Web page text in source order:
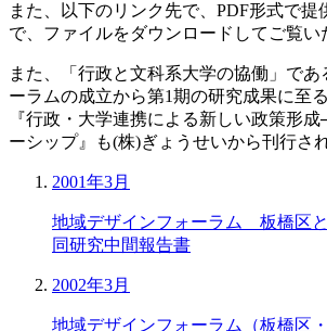
また、以下のリンク先で、PDF形式で提
で、ファイルをダウンロードしてご覧い
また、「行政と文科系大学の協働」であ
ーラムの成立から第1期の研究成果に至
『行政・大学連携による新しい政策形
ーシップ』も(株)ぎょうせいから刊行さ
2001年3月
地域デザインフォーラム 板橋区
同研究中間報告書
2002年3月
地域デザインフォーラム（板橋区